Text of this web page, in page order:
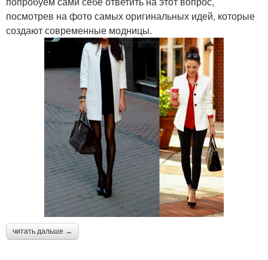
посмотрев на фото самых оригинальных идей, которые
создают современные модницы.
читать дальше →